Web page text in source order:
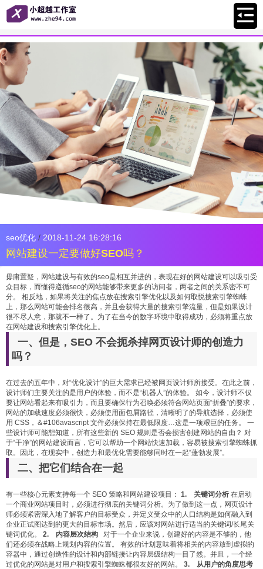
seo优化 / 2018-11-24 16:28:16
网站建设一定要做好SEO吗？
毋庸置疑，网站建设与有效的seo是相互并进的，表现在好的网站建设可以吸引受
众目标，而懂得遵循seo的网站能够带来更多的访问者，两者之间的关系密不可
分。 相反地，如果将关注的焦点放在搜索引擎优化以及如何取悦搜索引擎蜘蛛
上，那么网站可能会排名很高，并且会获得大量的搜索引擎流量，但是如果设计
很不尽人意，那就不一样了。为了在当今的数字环境中取得成功，必须将重点放
在网站建设和搜索引擎优化上。
一、但是，SEO 不会扼杀掉网页设计师的创造力
吗？
在过去的五年中，对“优化设计”的巨大需求已经被网页设计师所接受。在此之前，
设计师们主要关注的是用户的体验，而不是“机器人”的体验。 如今，设计师不仅
要让网站看起来有吸引力，而且要确保行为召唤必须符合网站页面“折叠”的要求，
网站的加载速度必须很快，必须使用面包屑路径，清晰明了的导航选择，必须使
用 CSS，＆#106avascript 文件必须保持在最低限度…这是一项艰巨的任务。 一
些设计师可能想知道，所有这些新的 SEO 规则是否会损害创建网站的自由？ 对
于“干净”的网站建设而言，它可以帮助一个网站快速加载，容易被搜索引擎蜘蛛抓
取。因此，在现实中，创造力和最优化需要能够同时在一起“蓬勃发展”。
二、把它们结合在一起
有一些核心元素支持每一个 SEO 策略和网站建设项目： 1. 关键词分析 在启动
一个商业网站项目时，必须进行彻底的关键词分析。为了做到这一点，网页设计
师必须紧密深入地了解客户的目标受众，并定义受众中的人口结构是如何融入到
企业正试图达到的更大的目标市场。然后，应该对网站进行适当的关键词/长尾关
键词优化。 2. 内容层次结构 对于一个企业来说，创建好的内容是不够的，他
们还必须在战略上规划内容的位置。 有效的计划意味着将相关的内容放到虚拟的
容器中，通过创造性的设计和内部链接让内容层级结构一目了然。并且，一个经
过优化的网站是对用户和搜索引擎蜘蛛都很友好的网站。 3. 从用户的角度思考